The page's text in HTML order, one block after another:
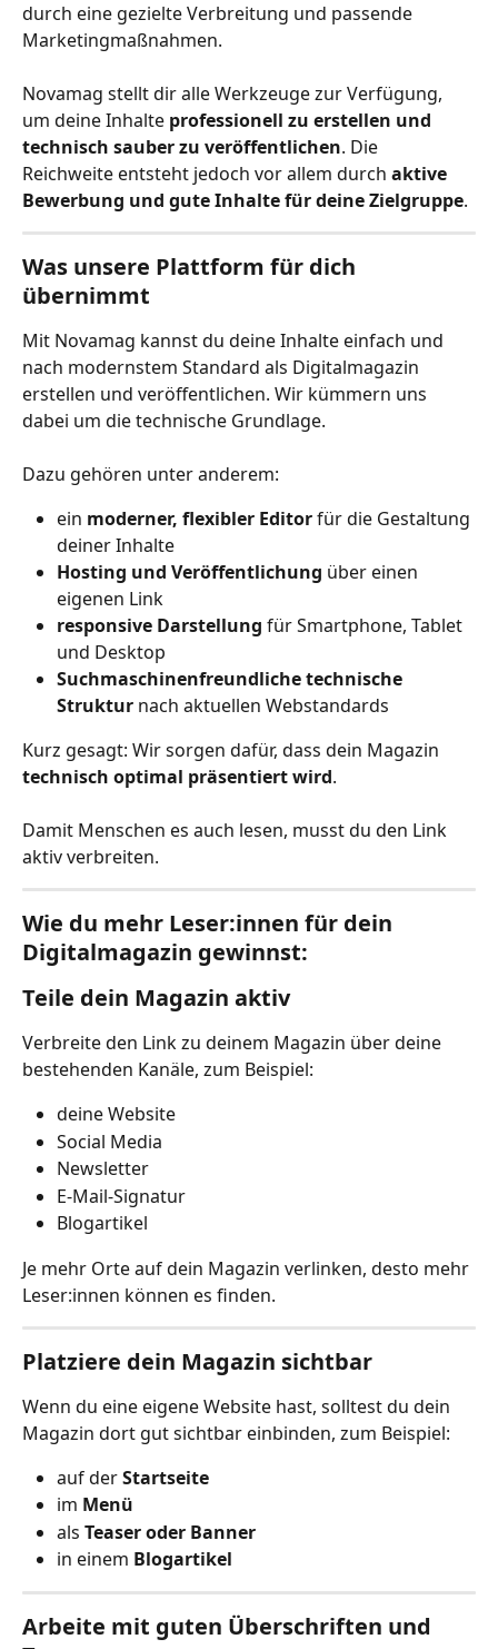
durch eine gezielte Verbreitung und passende
Marketingmaßnahmen.
Novamag stellt dir alle Werkzeuge zur Verfügung,
um deine Inhalte professionell zu erstellen und
technisch sauber zu veröffentlichen. Die
Reichweite entsteht jedoch vor allem durch aktive
Bewerbung und gute Inhalte für deine Zielgruppe.
Was unsere Plattform für dich
übernimmt
Mit Novamag kannst du deine Inhalte einfach und
nach modernstem Standard als Digitalmagazin
erstellen und veröffentlichen. Wir kümmern uns
dabei um die technische Grundlage.
Dazu gehören unter anderem:
ein moderner, flexibler Editor für die Gestaltung
deiner Inhalte
Hosting und Veröffentlichung über einen
eigenen Link
responsive Darstellung für Smartphone, Tablet
und Desktop
Suchmaschinenfreundliche technische
Struktur nach aktuellen Webstandards
Kurz gesagt: Wir sorgen dafür, dass dein Magazin
technisch optimal präsentiert wird.
Damit Menschen es auch lesen, musst du den Link
aktiv verbreiten.
Wie du mehr Leser:innen für dein
Digitalmagazin gewinnst:
Teile dein Magazin aktiv
Verbreite den Link zu deinem Magazin über deine
bestehenden Kanäle, zum Beispiel:
deine Website
Social Media
Newsletter
E-Mail-Signatur
Blogartikel
Je mehr Orte auf dein Magazin verlinken, desto mehr
Leser:innen können es finden.
Platziere dein Magazin sichtbar
Wenn du eine eigene Website hast, solltest du dein
Magazin dort gut sichtbar einbinden, zum Beispiel:
auf der Startseite
im Menü
als Teaser oder Banner
in einem Blogartikel
Arbeite mit guten Überschriften und